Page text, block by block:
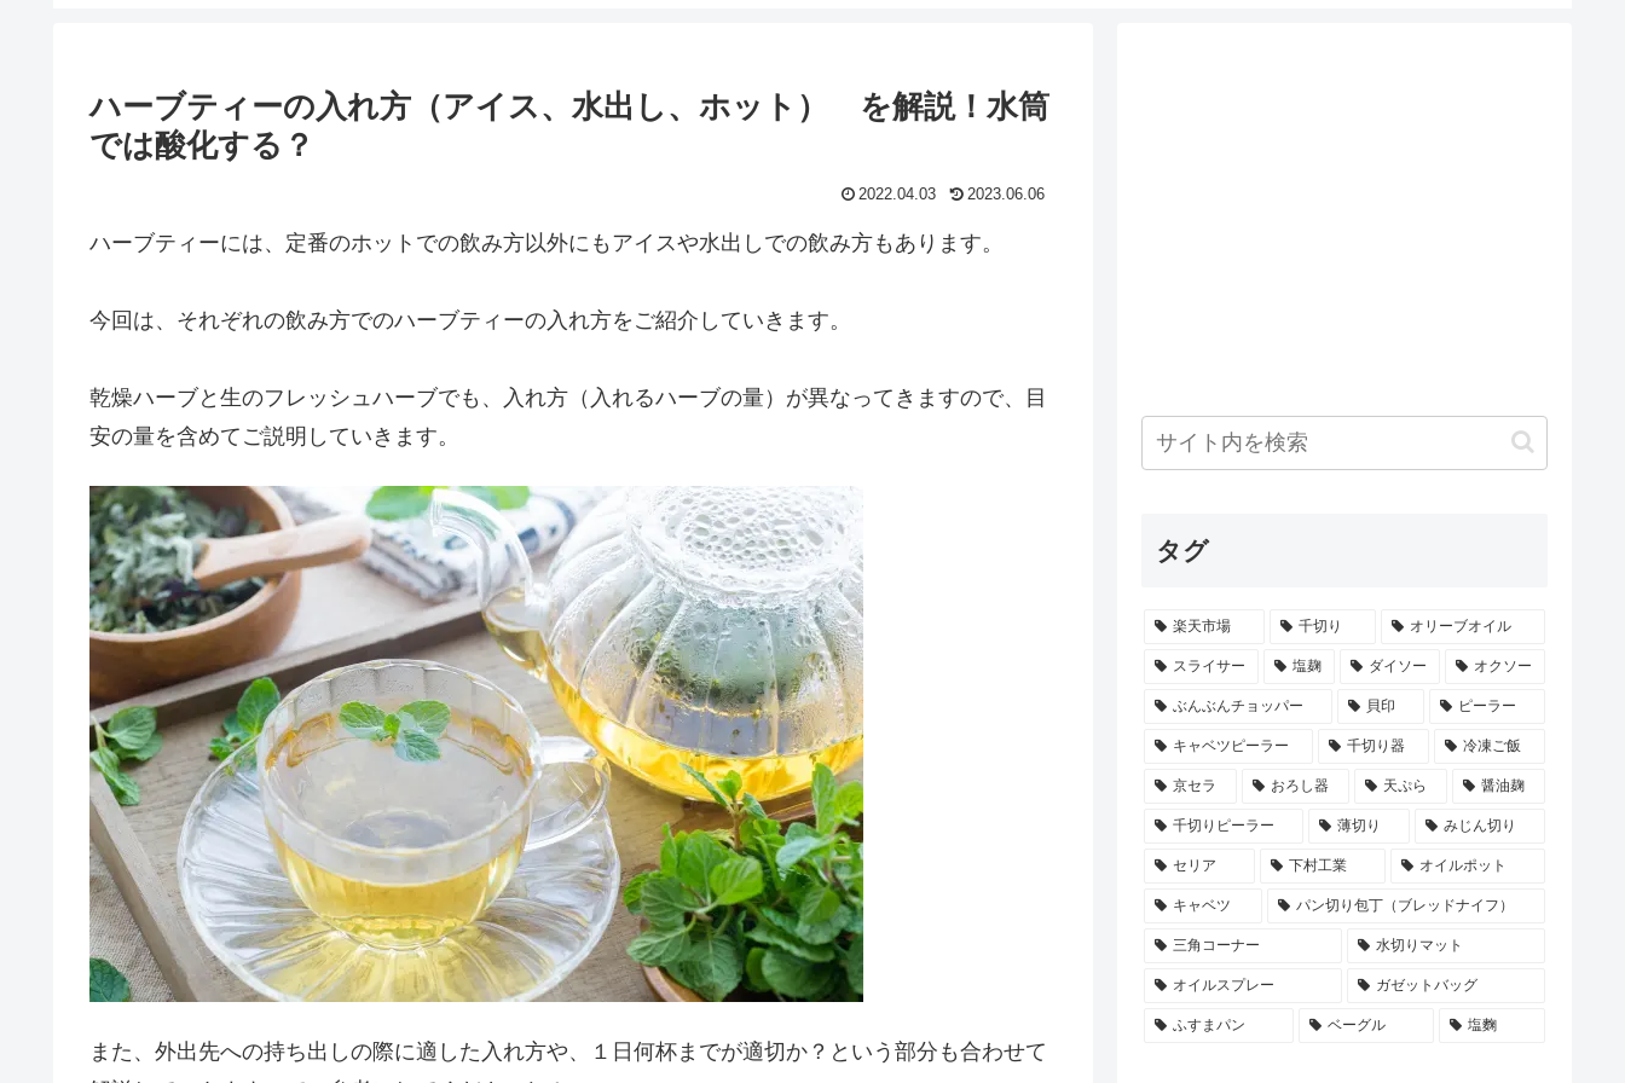
ハーブティーの入れ方（アイス、水出し、ホット） を解説！水筒
では酸化する？
2022.04.03 2023.06.06
ハーブティーには、定番のホットでの飲み方以外にもアイスや水出しでの飲み方もあります。
今回は、それぞれの飲み方でのハーブティーの入れ方をご紹介していきます。
乾燥ハーブと生のフレッシュハーブでも、入れ方（入れるハーブの量）が異なってきますので、目
安の量を含めてご説明していきます。
また、外出先への持ち出しの際に適した入れ方や、１日何杯までが適切か？という部分も合わせて
タグ
楽天市場 千切り オリーブオイル
スライサー 塩麹 ダイソー オクソー
ぶんぶんチョッパー 貝印 ピーラー
キャベツピーラー 千切り器 冷凍ご飯
京セラ おろし器 天ぷら 醤油麹
千切りピーラー 薄切り みじん切り
セリア 下村工業 オイルポット
キャベツ パン切り包丁（ブレッドナイフ）
三角コーナー 水切りマット
オイルスプレー ガゼットバッグ
ふすまパン ベーグル 塩麴